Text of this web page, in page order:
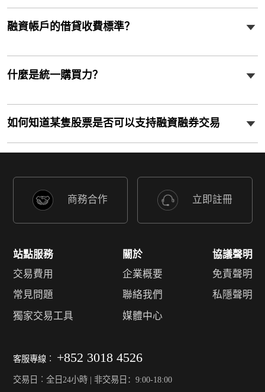
融資帳戶的借貸收費標準？
什麼是統一購買力？
如何知道某隻股票是否可以支持融資融券交易
商務合作 立即註冊
站點服務
交易費用
常見問題
獨家交易工具
關於
企業概要
聯絡我們
媒體中心
協議聲明
免責聲明
私隱聲明
客服專線︰ +852 3018 4526
交易日︰全日24小時 | 非交易日：9:00-18:00